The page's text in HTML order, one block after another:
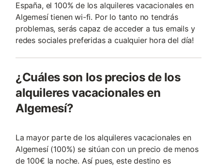
España, el 100% de los alquileres vacacionales en
Algemesí tienen wi-fi. Por lo tanto no tendrás
problemas, serás capaz de acceder a tus emails y
redes sociales preferidas a cualquier hora del día!
¿Cuáles son los precios de los
alquileres vacacionales en
Algemesí?
La mayor parte de los alquileres vacacionales en
Algemesí (100%) se sitúan con un precio de menos
de 100€ la noche. Así pues, este destino es